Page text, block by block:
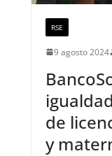
RSE
9 agosto 2024
de
y